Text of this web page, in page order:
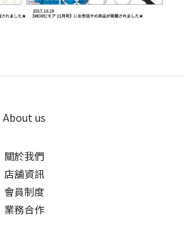
About us
關於我們
店舖資訊
會員制度
業務合作